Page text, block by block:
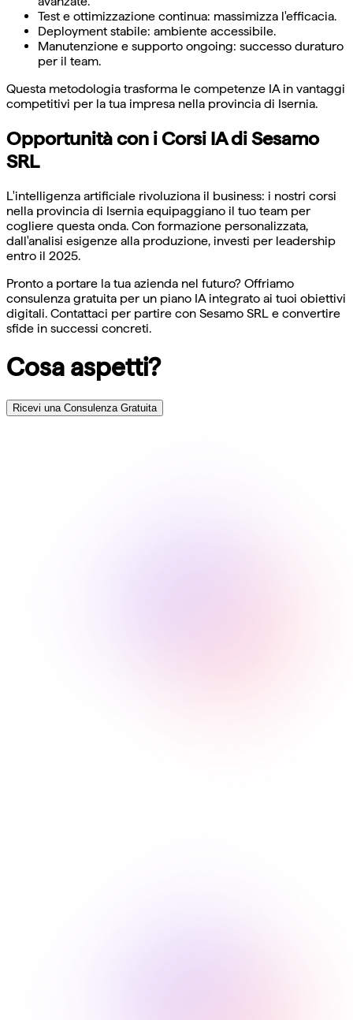
Test e ottimizzazione continua: massimizza l'efficacia.
Deployment stabile: ambiente accessibile.
Manutenzione e supporto ongoing: successo duraturo
per il team.
Questa metodologia trasforma le competenze IA in vantaggi
competitivi per la tua impresa nella provincia di Isernia.
Opportunità con i Corsi IA di Sesamo
SRL
L'intelligenza artificiale rivoluziona il business: i nostri corsi
nella provincia di Isernia equipaggiano il tuo team per
cogliere questa onda. Con formazione personalizzata,
dall'analisi esigenze alla produzione, investi per leadership
entro il 2025.
Pronto a portare la tua azienda nel futuro? Offriamo
consulenza gratuita per un piano IA integrato ai tuoi obiettivi
digitali. Contattaci per partire con Sesamo SRL e convertire
sfide in successi concreti.
Cosa aspetti?
Ricevi una Consulenza Gratuita